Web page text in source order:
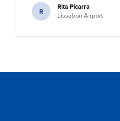
R Rita Picarra
Lissabon Airport